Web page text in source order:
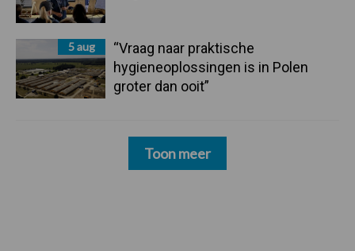
5 aug
“Vraag naar praktische
hygieneoplossingen is in Polen
groter dan ooit”
Toon meer